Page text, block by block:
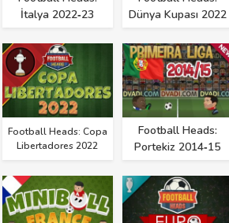
İtalya 2022‑23
Dünya Kupası 2022
Football Heads: Copa
Libertadores 2022
Football Heads:
Portekiz 2014‑15